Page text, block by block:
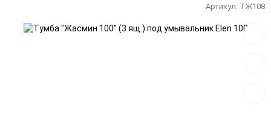
Артикул: ТЖ108